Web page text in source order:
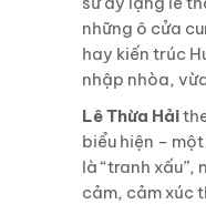
những ô cửa
hay kiến trúc
nhập nhòa,
Lê Thừa Hải
biểu hiện –
là “tranh
cảm, cảm xúc